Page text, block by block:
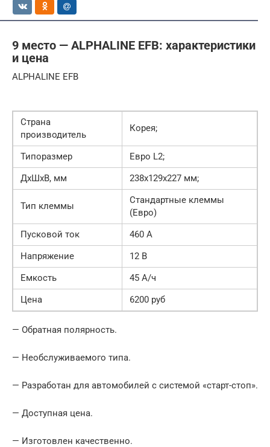
9 место — ALPHALINE EFB: характеристики
и цена
ALPHALINE EFB
Страна
производитель
Корея;
Типоразмер
Евро L2;
ДхШхВ, мм
238x129x227 мм;
Тип клеммы
Стандартные клеммы
(Евро)
Пусковой ток
460 А
Напряжение
12 В
Емкость
45 А/ч
Цена
6200 руб
— Обратная полярность.
— Необслуживаемого типа.
— Разработан для автомобилей с системой «старт-стоп».
— Доступная цена.
— Изготовлен качественно.